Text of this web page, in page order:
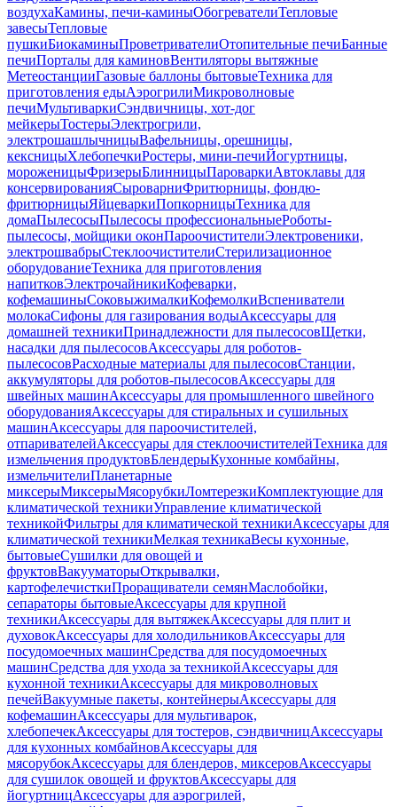
воздухаКамины, печи-каминыОбогревателиТепловые
завесыТепловые
пушкиБиокаминыПроветривателиОтопительные печиБанные
печиПорталы для каминовВентиляторы вытяжные
МетеостанцииГазовые баллоны бытовыеТехника для
приготовления едыАэрогрилиМикроволновые
печиМультиваркиСэндвичницы, хот-дог
мейкерыТостерыЭлектрогрили,
электрошашлычницыВафельницы, орешницы,
кексницыХлебопечкиРостеры, мини-печиЙогуртницы,
мороженицыФризерыБлинницыПароваркиАвтоклавы для
консервированияСыроварниФритюрницы, фондю-
фритюрницыЯйцеваркиПопкорницыТехника для
домаПылесосыПылесосы профессиональныеРоботы-
пылесосы, мойщики оконПароочистителиЭлектровеники,
электрошвабрыСтеклоочистителиСтерилизационное
оборудованиеТехника для приготовления
напитковЭлектрочайникиКофеварки,
кофемашиныСоковыжималкиКофемолкиВспениватели
молокаСифоны для газирования водыАксессуары для
домашней техникиПринадлежности для пылесосовЩетки,
насадки для пылесосовАксессуары для роботов-
пылесосовРасходные материалы для пылесосовСтанции,
аккумуляторы для роботов-пылесосовАксессуары для
швейных машинАксессуары для промышленного швейного
оборудованияАксессуары для стиральных и сушильных
машинАксессуары для пароочистителей,
отпаривателейАксессуары для стеклоочистителейТехника для
измельчения продуктовБлендерыКухонные комбайны,
измельчителиПланетарные
миксерыМиксерыМясорубкиЛомтерезкиКомплектующие для
климатической техникиУправление климатической
техникойФильтры для климатической техникиАксессуары для
климатической техникиМелкая техникаВесы кухонные,
бытовыеСушилки для овощей и
фруктовВакууматорыОткрывалки,
картофелечисткиПроращиватели семянМаслобойки,
сепараторы бытовыеАксессуары для крупной
техникиАксессуары для вытяжекАксессуары для плит и
духовокАксессуары для холодильниковАксессуары для
посудомоечных машинСредства для посудомоечных
машинСредства для ухода за техникойАксессуары для
кухонной техникиАксессуары для микроволновых
печейВакуумные пакеты, контейнерыАксессуары для
кофемашинАксессуары для мультиварок,
хлебопечекАксессуары для тостеров, сэндвичницАксессуары
для кухонных комбайновАксессуары для
мясорубокАксессуары для блендеров, миксеровАксессуары
для сушилок овощей и фруктовАксессуары для
йогуртницАксессуары для аэрогрилей,